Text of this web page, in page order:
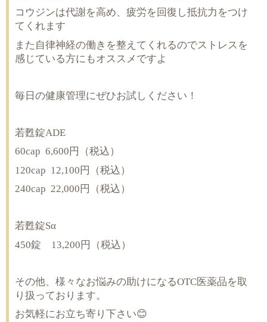
コウジンは代謝を高め、疲労を回復し抵抗力をつけ
てくれます
また自律神経の働きを整えてくれるのでストレスを
感じている方にもオススメですよ
毎日の健康管理にぜひお試しください！
若甦錠ADE
60cap 6,600円（税込）
120cap 12,100円（税込）
240cap 22,000円（税込）
若甦錠Sα
450錠 13,200円（税込）
その他、様々なお悩みの助けになるOTC医薬品を取
り扱っております。
お気軽にお立ち寄り下さい😊